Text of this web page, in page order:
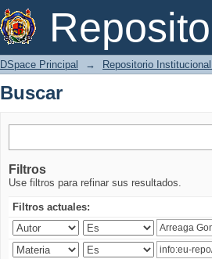
Buscar
DSpace Principal → Repositorio
Buscar
Filtros
Use filtros para refinar sus resultados.
Filtros actuales: